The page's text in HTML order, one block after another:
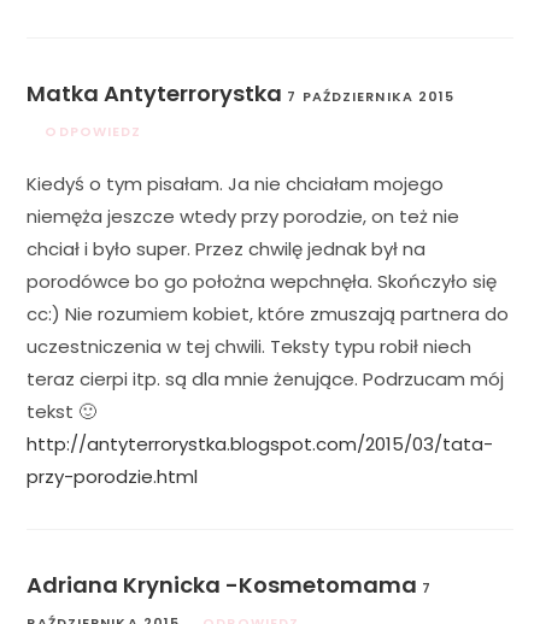
Matka Antyterrorystka 7 PAŹDZIERNIKA 2015
ODPOWIEDZ
Kiedyś o tym pisałam. Ja nie chciałam mojego
niemęża jeszcze wtedy przy porodzie, on też nie
chciał i było super. Przez chwilę jednak był na
porodówce bo go położna wepchnęła. Skończyło się
cc:) Nie rozumiem kobiet, które zmuszają partnera do
uczestniczenia w tej chwili. Teksty typu robił niech
teraz cierpi itp. są dla mnie żenujące. Podrzucam mój
tekst 🙂
http://antyterrorystka.blogspot.com/2015/03/tata-
przy-porodzie.html
Adriana Krynicka -Kosmetomama 7